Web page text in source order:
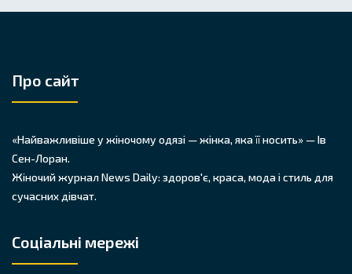
Про сайт
«Найважливіше у жіночому одязі — жінка, яка її носить» — Ів
Сен-Лоран.
Жіночий журнал News Daily: здоров'є, краса, мода і стиль для
сучасних дівчат.
Соціальні мережі